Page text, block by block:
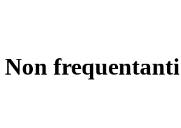
Non